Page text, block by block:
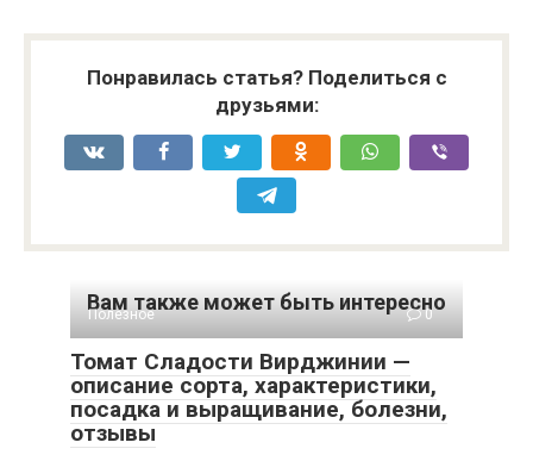
Понравилась статья? Поделиться с
друзьями:
Вам также может быть интересно
Полезное 0
Томат Сладости Вирджинии —
описание сорта, характеристики,
посадка и выращивание, болезни,
отзывы